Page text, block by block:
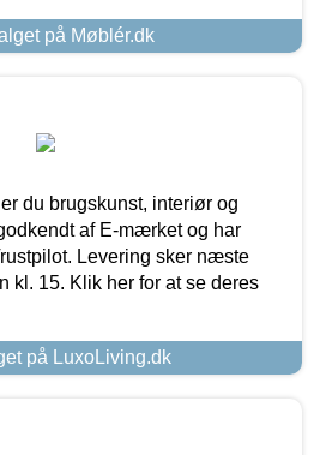
på Møblér.dk
du brugskunst, interiør og
af E-mærket og har
Levering sker næste
kl. 15. Klik her for at se deres
på LuxoLiving.dk